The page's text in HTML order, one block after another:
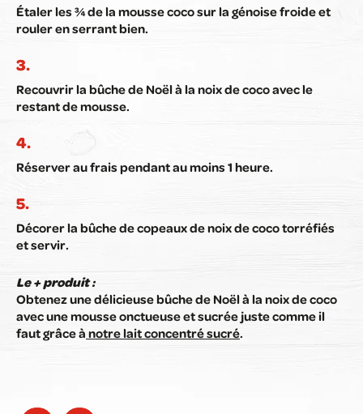
Étaler les ¾ de la mousse coco sur la génoise froide et
rouler en serrant bien.
Recouvrir la bûche de Noël à la noix de coco avec le
restant de mousse.
Réserver au frais pendant au moins 1 heure.
Décorer la bûche de copeaux de noix de coco torréfiés
et servir.
Le + produit :
Obtenez une délicieuse bûche de Noël à la noix de coco
avec une mousse onctueuse et sucrée juste comme il
faut grâce à notre lait concentré sucré.